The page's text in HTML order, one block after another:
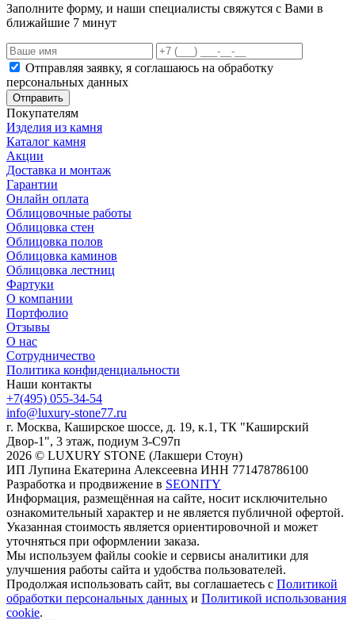
Заполните форму, и наши специалисты свяжутся с Вами в
ближайшие 7 минут
Отправляя заявку, я соглашаюсь на обработку
персональных данных
Отправить
Покупателям
Изделия из камня
Каталог камня
Акции
Доставка и монтаж
Гарантии
Онлайн оплата
Облицовочные работы
Облицовка стен
Облицовка полов
Облицовка каминов
Облицовка лестниц
Фартуки
О компании
Портфолио
Отзывы
О нас
Сотрудничество
Политика конфиденциальности
Наши контакты
+7(495) 055-34-54
info@luxury-stone77.ru
г. Москва, Каширское шоссе, д. 19, к.1, ТК "Каширский
Двор-1", 3 этаж, подиум 3-С97п
2026 © LUXURY STONE (Лакшери Стоун)
ИП Лупина Екатерина Алексеевна ИНН 771478786100
Разработка и продвижение в SEONITY
Информация, размещённая на сайте, носит исключительно
ознакомительный характер и не является публичной офертой.
Указанная стоимость является ориентировочной и может
уточняться при оформлении заказа.
Мы используем файлы cookie и сервисы аналитики для
улучшения работы сайта и удобства пользователей.
Продолжая использовать сайт, вы соглашаетесь с Политикой
обработки персональных данных и Политикой использования
cookie.